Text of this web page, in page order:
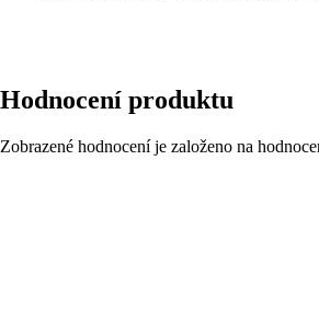
Tato symbiotická kombinace si zkrátka
Hodnocení produktu
Zobrazené hodnocení je založeno na